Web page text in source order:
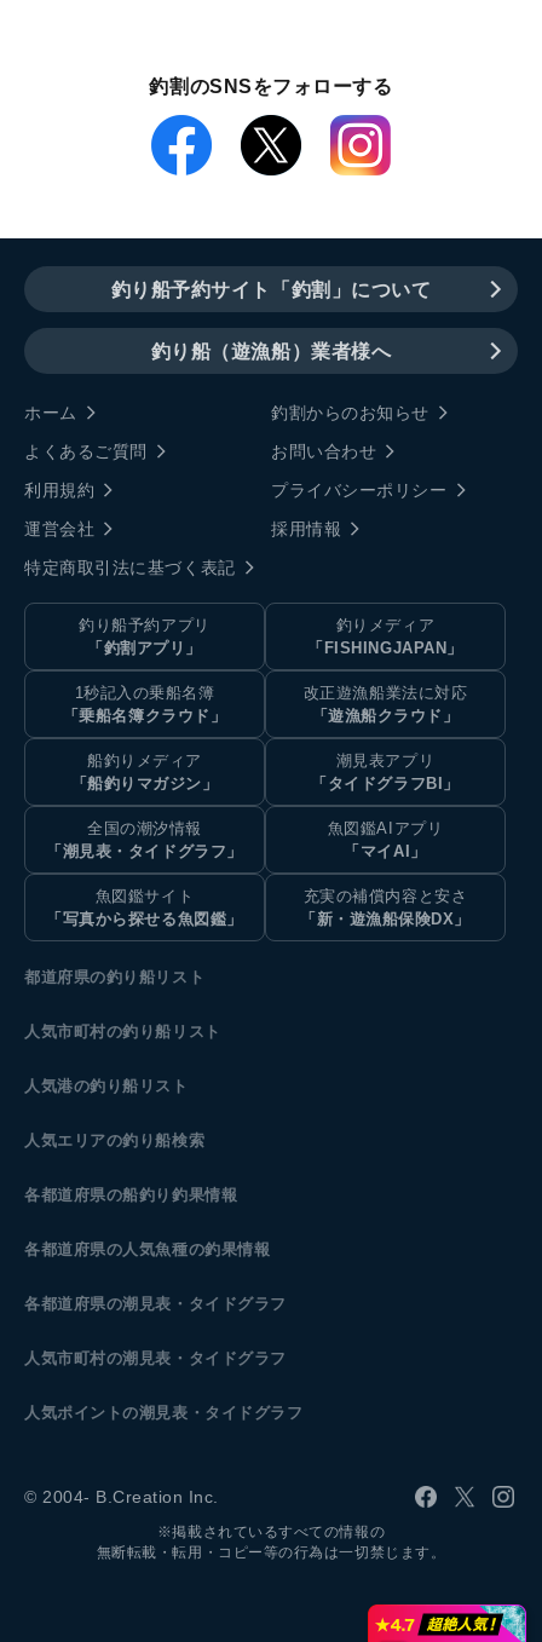
釣割のSNSをフォローする
釣り船予約サイト「釣割」について
釣り船（遊漁船）業者様へ
ホーム
釣割からのお知らせ
よくあるご質問
お問い合わせ
利用規約
プライバシーポリシー
運営会社
採用情報
特定商取引法に基づく表記
釣り船予約アプリ
「釣割アプリ」
釣りメディア
「FISHINGJAPAN」
1秒記入の乗船名簿
「乗船名簿クラウド」
改正遊漁船業法に対応
「遊漁船クラウド」
船釣りメディア
「船釣りマガジン」
潮見表アプリ
「タイドグラフBI」
全国の潮汐情報
「潮見表・タイドグラフ」
魚図鑑AIアプリ
「マイAI」
魚図鑑サイト
「写真から探せる魚図鑑」
充実の補償内容と安さ
「新・遊漁船保険DX」
都道府県の釣り船リスト
人気市町村の釣り船リスト
人気港の釣り船リスト
人気エリアの釣り船検索
各都道府県の船釣り釣果情報
各都道府県の人気魚種の釣果情報
各都道府県の潮見表 ・タイドグラフ
人気市町村の潮見表・タイドグラフ
人気ポイントの潮見表・タイドグラフ
© 2004- B.Creation Inc.
※掲載されているすべての情報の
無断転載・転用・コピー等の行為は一切禁じます。